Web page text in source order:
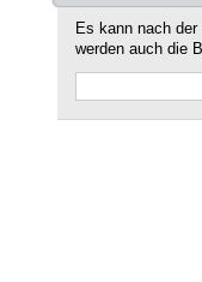
Es kann nach
werden auch die